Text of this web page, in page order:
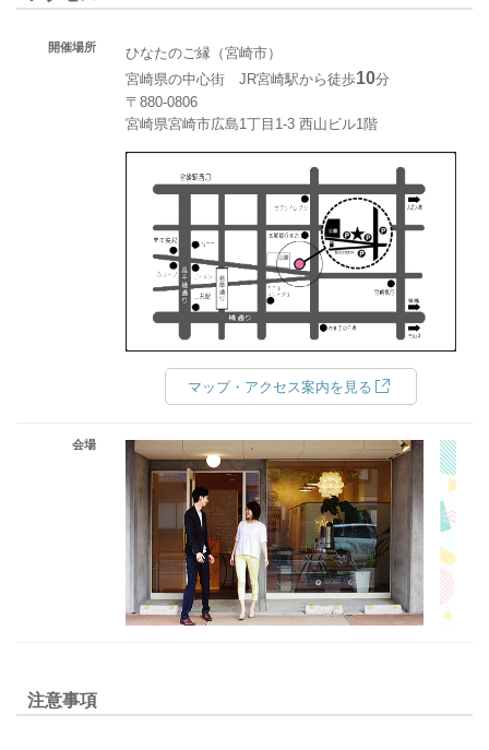
開催場所
ひなたのご縁（宮崎市）
宮崎県の中心街 JR宮崎駅から徒歩10分
〒880-0806
宮崎県宮崎市広島1丁目1-3 西山ビル1階
マップ・アクセス案内を見る
会場
注意事項